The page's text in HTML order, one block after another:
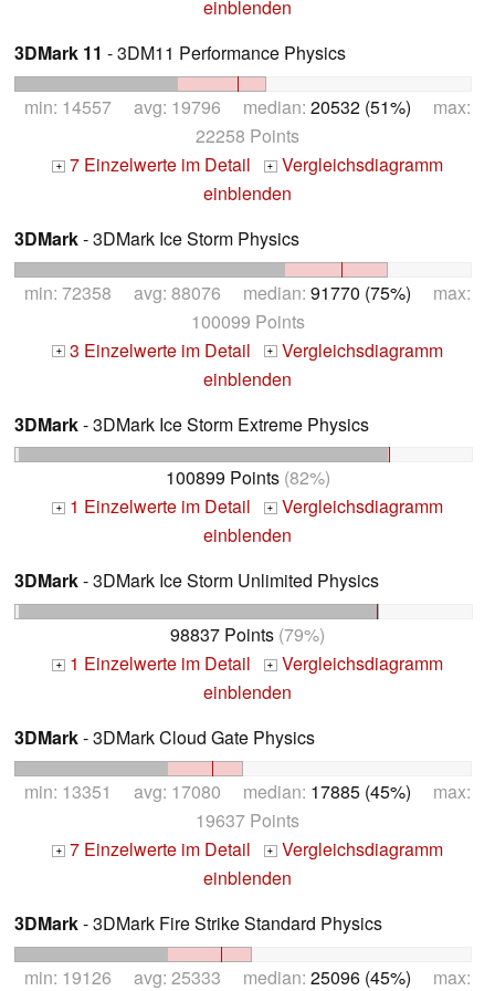
einblenden
3DMark 11 - 3DM11 Performance Physics
min: 14557 avg: 19796 median: 20532 (51%) max:
22258 Points
+ 7 Einzelwerte im Detail + Vergleichsdiagramm
einblenden
3DMark- 3DMark Ice Storm Physics
min: 72358 avg: 88076 median: 91770 (75%) max:
100099 Points
+ 3 Einzelwerte im Detail + Vergleichsdiagramm
einblenden
3DMark- 3DMark Ice Storm Extreme Physics
100899 Points(82%)
+ 1 Einzelwerte im Detail + Vergleichsdiagramm
einblenden
3DMark- 3DMark Ice Storm Unlimited Physics
98837 Points (79%)
+ 1 Einzelwerte im Detail + Vergleichsdiagramm
einblenden
3DMark- 3DMark Cloud Gate Physics
min: 13351 avg: 17080 median: 17885 (45%) max:
19637 Points
+ 7 Einzelwerte im Detail + Vergleichsdiagramm
einblenden
3DMark- 3DMark Fire Strike Standard Physics
min: 19126 avg: 25333 median: 25096 (45%) max: